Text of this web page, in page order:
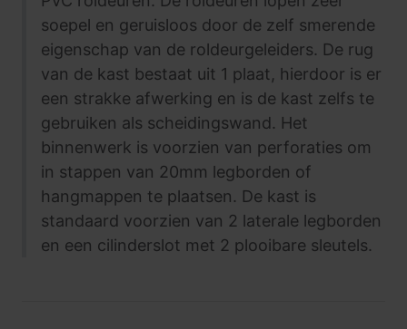
soepel en geruisloos door de zelf smerende
eigenschap van de roldeurgeleiders. De rug
van de kast bestaat uit 1 plaat, hierdoor is er
een strakke afwerking en is de kast zelfs te
gebruiken als scheidingswand. Het
binnenwerk is voorzien van perforaties om
in stappen van 20mm legborden of
hangmappen te plaatsen. De kast is
standaard voorzien van 2 laterale legborden
en een cilinderslot met 2 plooibare sleutels.